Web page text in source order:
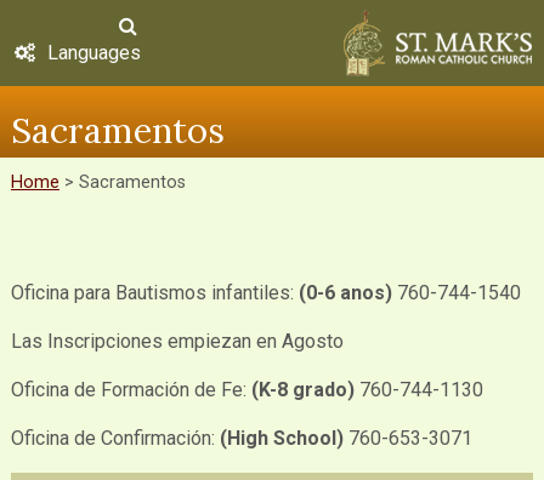
Languages
Sacramentos
Home > Sacramentos
Oficina para Bautismos infantiles: (0-6 anos)760-744-1540
Las Inscripciones empiezan en Agosto
Oficina de Formación de Fe: (K-8 grado) 760-744-1130
Oficina de Confirmación: (High School)760-653-3071